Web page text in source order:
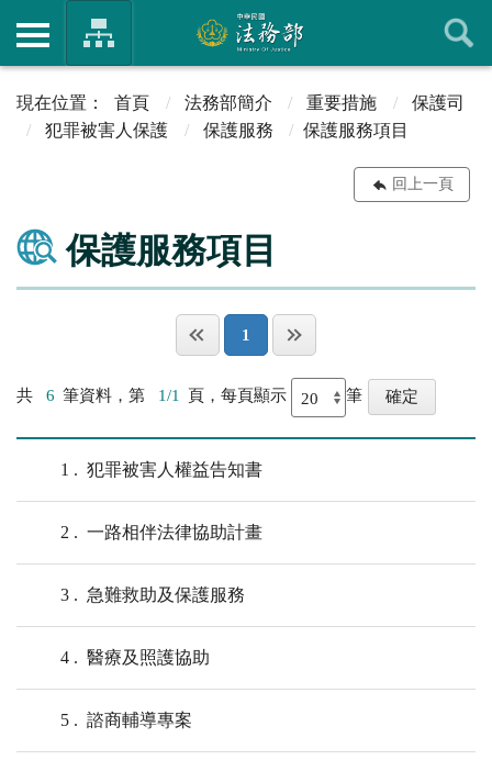
首頁 法務部簡介 重要措施
保護司
犯罪被害人保護
保護服務 保護服務項目
回上一頁
保護服務項目
1
共 6 筆資料，第 1/1 頁，每頁顯示 筆
1 犯罪被害人權益告知書
2 一路相伴法律協助計畫
3 急難救助及保護服務
4 醫療及照護協助
5 諮商輔導專案